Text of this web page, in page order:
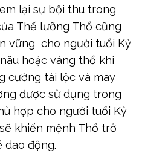
lại sự bội thu trong
Thế lưỡng Thổ cũng
vững cho người tuổi Kỷ
hoặc vàng thổ khi
cường tài lộc và may
được sử dụng trong
hợp cho người tuổi Kỷ
khiến mệnh Thổ trở
dao động.